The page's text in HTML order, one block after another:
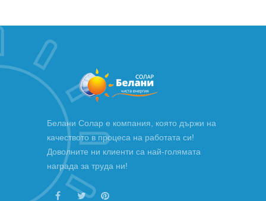
Белани Солар е компания, която държи на
качеството в процеса на работата си!
Доволните ни клиенти са най-голямата
награда за труда ни!